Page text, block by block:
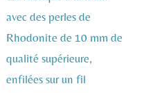
avec des perles de
Rhodonite de 10 mm de
qualité supérieure,
enfilées sur un fil